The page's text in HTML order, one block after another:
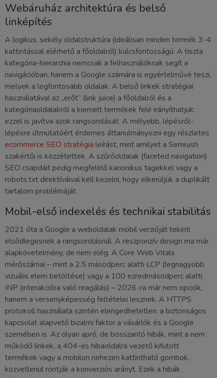
Webáruház architektúra és belső
linképítés
A logikus, sekély oldalstruktúra (ideálisan minden termék 3-4
kattintással elérhető a főoldalról) kulcsfontosságú. A tiszta
kategória-hierarchia nemcsak a felhasználóknak segít a
navigációban, hanem a Google számára is egyértelművé teszi,
melyek a legfontosabb oldalak. A belső linkek stratégiai
használatával az „erőt” (link juice) a főoldalról és a
kategóriaoldalakról a kiemelt termékek felé irányíthatjuk,
ezzel is javítva azok rangsorolását. A mélyebb, lépésről-
lépésre útmutatóért érdemes áttanulmányozni egy részletes
ecommerce SEO stratégia leírást, mint amilyet a Semrush
szakértői is közzétettek. A szűrőoldalak (faceted navigation)
SEO csapdáit pedig megfelelő kanonikus tagekkel vagy a
robots.txt direktíváival kell kezelni, hogy elkerüljük a duplikált
tartalom problémáját.
Mobil-első indexelés és technikai stabilitás
2021 óta a Google a weboldalak mobil verzióját tekinti
elsődlegesnek a rangsorolásnál. A reszponzív design ma már
alapkövetelmény, de nem elég. A Core Web Vitals
mérőszámai – mint a 2.5 másodperc alatti LCP (legnagyobb
vizuális elem betöltése) vagy a 100 ezredmásodperc alatti
INP (interakcióra való reagálás) – 2026-ra már nem opciók,
hanem a versenyképesség feltételei lesznek. A HTTPS
protokoll használata szintén elengedhetetlen; a biztonságos
kapcsolat alapvető bizalmi faktor a vásárlók és a Google
szemében is. Az olyan apró, de bosszantó hibák, mint a nem
működő linkek, a 404-es hibaoldalra vezető kifutott
termékek vagy a mobilon nehezen kattintható gombok,
közvetlenül rontják a konverziós arányt. Ezek a hibák